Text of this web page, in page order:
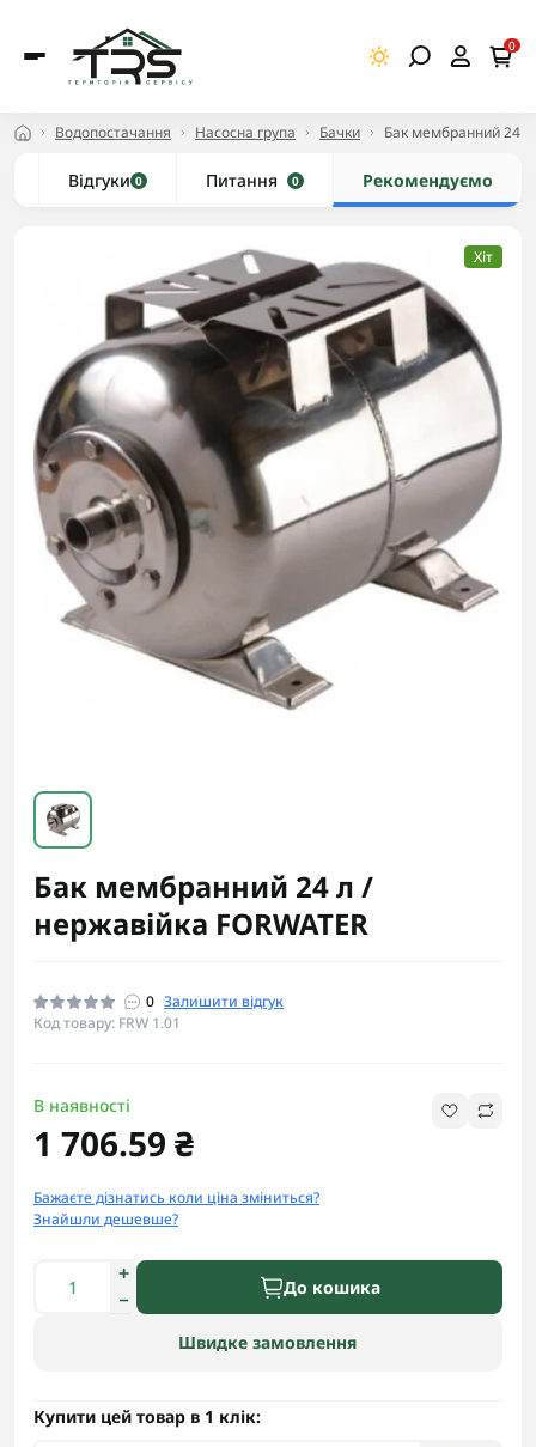
0
Водопостачання Насосна група Бачки Бак мембранний 24 л
Відгуки 0 Питання 0 Рекомендуємо
Хіт
Бак мембранний 24 л /
нержавійка FORWATER
0 Залишити відгук
Код товару: FRW 1.01
В наявності
1 706.59 ₴
Бажаєте дізнатись коли ціна зміниться?
Знайшли дешевше?
До кошика
Швидке замовлення
Купити цей товар в 1 клік: